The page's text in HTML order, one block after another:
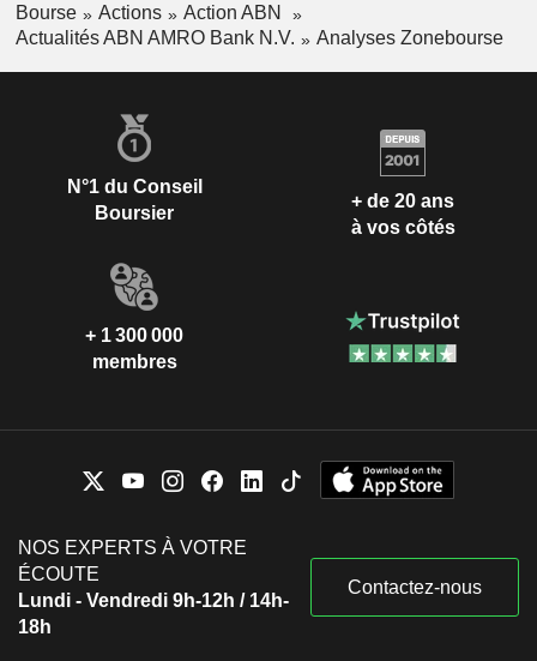
Bourse Actions
Action ABN
Actualités ABN AMRO Bank N.V.
Analyses Zonebourse
N°1 du Conseil
Boursier
+ de 20 ans
à vos côtés
+ 1 300 000
membres
NOS EXPERTS À VOTRE
ÉCOUTE
Lundi - Vendredi 9h-12h / 14h-
18h
Contactez-nous